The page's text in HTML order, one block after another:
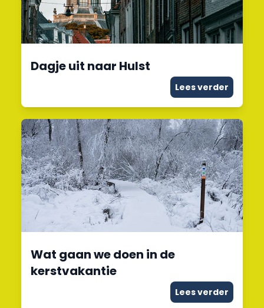
Dagje uit naar Hulst
Lees verder
Wat gaan we doen in de
kerstvakantie
Lees verder